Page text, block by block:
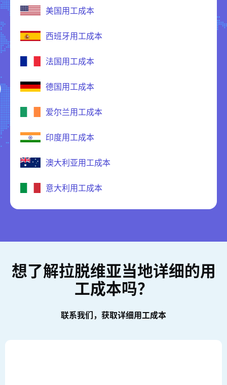
美国用工成本
西班牙用工成本
法国用工成本
德国用工成本
爱尔兰用工成本
印度用工成本
澳大利亚用工成本
意大利用工成本
想了解拉脱维亚当地详细的用
工成本吗？
联系我们，获取详细用工成本